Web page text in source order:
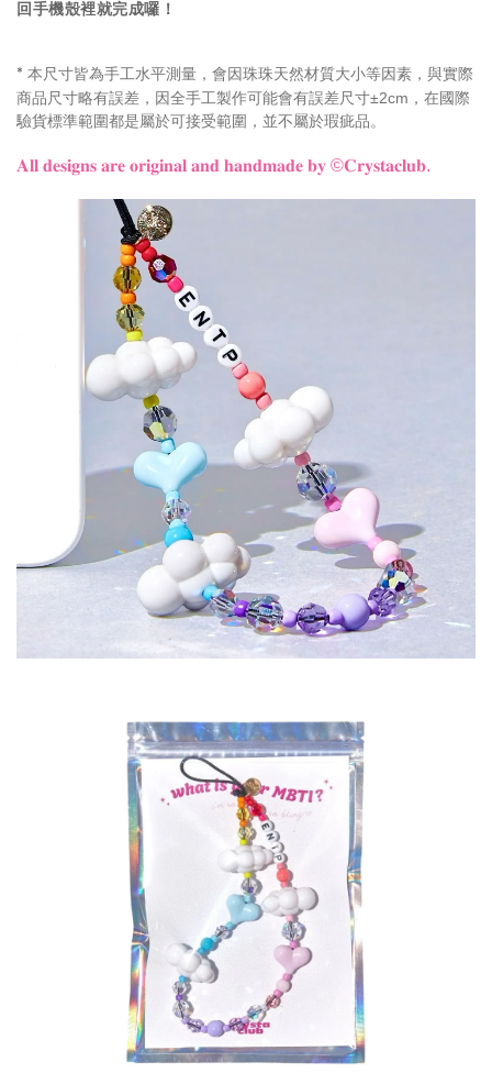
回手機殼裡就完成囉！
* 本尺寸皆為手工水平測量，會因珠珠天然材質大小等因素，與實際
商品尺寸略有誤差，因全手工製作可能會有誤差尺寸±2cm，在國際
驗貨標準範圍都是屬於可接受範圍，並不屬於瑕疵品。
𝐀𝐥𝐥 𝐝𝐞𝐬𝐢𝐠𝐧𝐬 𝐚𝐫𝐞 𝐨𝐫𝐢𝐠𝐢𝐧𝐚𝐥 𝐚𝐧𝐝 𝐡𝐚𝐧𝐝𝐦𝐚𝐝𝐞 𝐛𝐲 ©𝐂𝐫𝐲𝐬𝐭𝐚𝐜𝐥𝐮𝐛.